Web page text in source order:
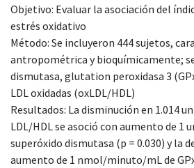
Objetivo: Evaluar la asociación del
estrés oxidativo
Método: Se incluyeron 444 sujetos,
antropométrica y bioquímicamente;
dismutasa, glutation peroxidasa 3
LDL oxidadas (oxLDL/HDL)
Resultados: La disminución en 1.014
LDL/HDL se asoció con aumento de 1
superóxido dismutasa (p = 0.030) y la
aumento de 1 nmol/minuto/mL de